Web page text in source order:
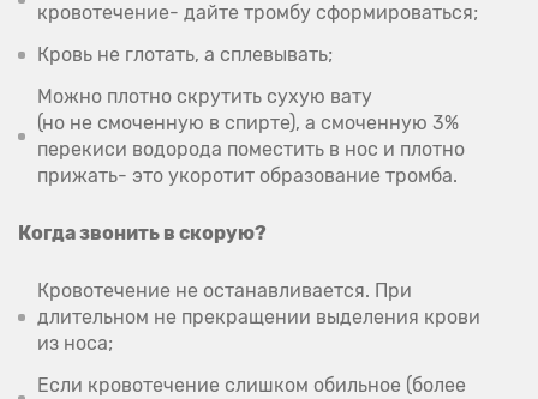
кровотечение- дайте тромбу сформироваться;
Кровь не глотать, а сплевывать;
Можно плотно скрутить сухую вату
(но не смоченную в спирте), а смоченную 3%
перекиси водорода поместить в нос и плотно
прижать- это укоротит образование тромба.
Когда звонить в скорую?
Кровотечение не останавливается. При
длительном не прекращении выделения крови
из носа;
Если кровотечение слишком обильное (более